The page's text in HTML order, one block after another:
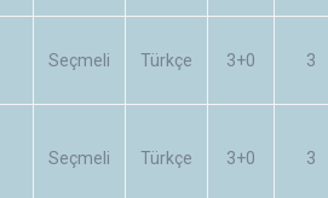
Seçmeli Türkçe 3+0 3
Seçmeli Türkçe 3+0 3